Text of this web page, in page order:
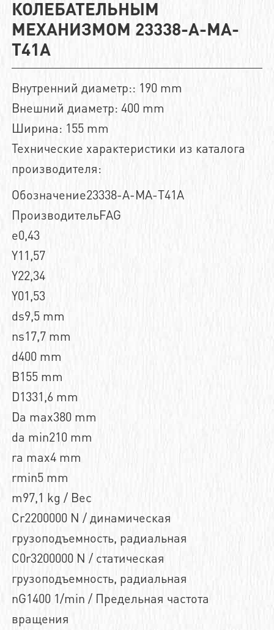
КОЛЕБАТЕЛЬНЫМ
МЕХАНИЗМОМ 23338-A-MA-
T41A
Внутренний диаметр:: 190 mm
Внешний диаметр: 400 mm
Ширина: 155 mm
Технические характеристики из каталога
производителя:
Обозначение23338-A-MA-T41A
ПроизводительFAG
e0,43
Y11,57
Y22,34
Y01,53
ds9,5 mm
ns17,7 mm
d400 mm
B155 mm
D1331,6 mm
Da max380 mm
da min210 mm
ra max4 mm
rmin5 mm
m97,1 kg / Вес
Cr2200000 N / динамическая
грузоподъемность, радиальная
C0r3200000 N / статическая
грузоподъемность, радиальная
nG1400 1/min / Предельная частота
вращения